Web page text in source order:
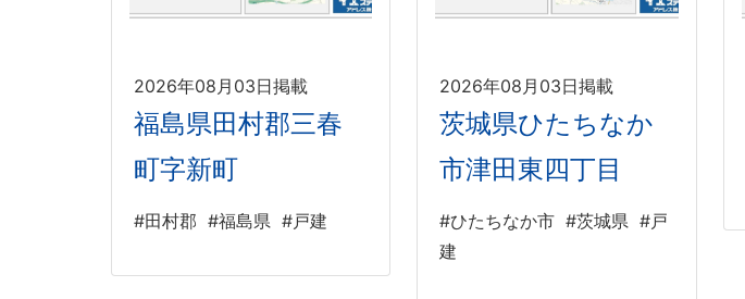
2026年08月03日掲載
福島県田村郡三春
町字新町
#田村郡 #福島県 #戸建
2026年08月03日掲載
茨城県ひたちなか
市津田東四丁目
#ひたちなか市 #茨城県 #戸
建